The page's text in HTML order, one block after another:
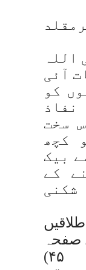
اللہ
آئی
کو
نفاذ
سخت
کچھ
بیک
کے
صفحہ
۴۵)